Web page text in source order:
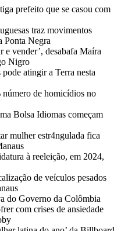
prefeito que se casou com
traz movimentos
Ponta Negra
e vender’, desabafa Maíra
Nigro
atingir a Terra nesta
número de homicídios no
Bolsa Idiomas começam
mulher estr4ngulada fica
à reeleição, em 2024,
de veículos pesados
do Governo da Colômbia
com crises de ansiedade